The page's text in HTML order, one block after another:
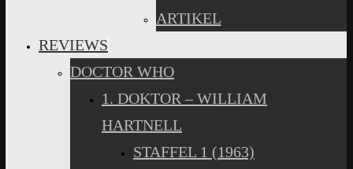
ARTIKEL
REVIEWS
DOCTOR WHO
1. DOKTOR – WILLIAM
HARTNELL
STAFFEL 1 (1963)